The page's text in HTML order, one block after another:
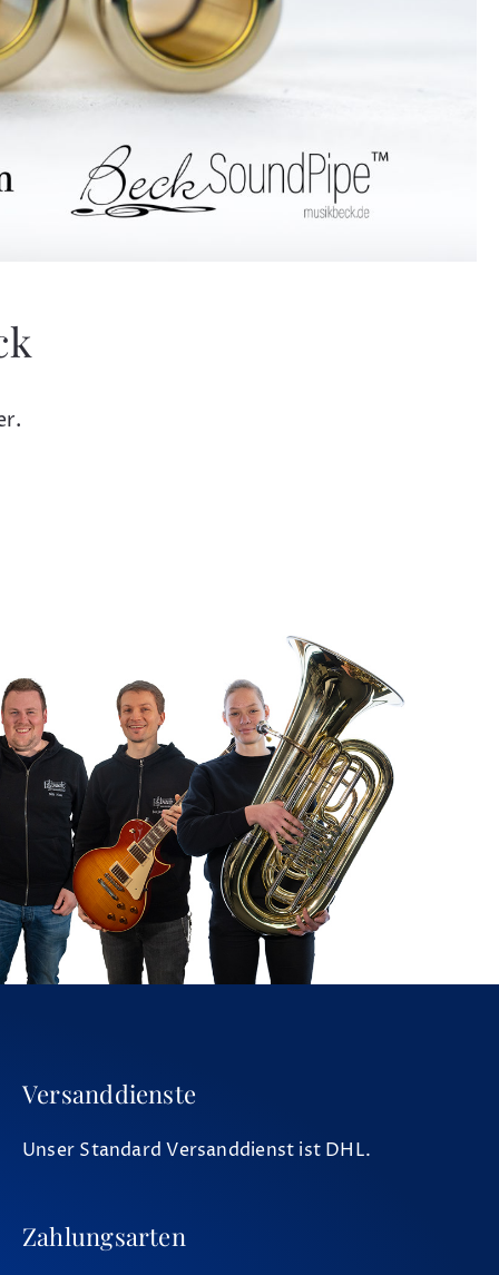
Versanddienste
Unser Standard Versanddienst ist DHL.
Zahlungsarten